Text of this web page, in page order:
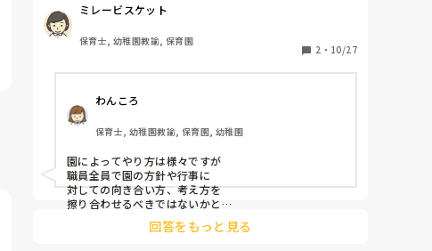
一歳パート結膜炎、2歳担任結膜炎で休んでいまし
た。
0歳担任の代わりはフリー、一歳パートの代わりは園
長、2歳の代わりは系列の園の先生でした。
日を変えることはできないと言う園長の気持ちは分か
るのですが、かと言って代わりの人員を同じだけ用意
したらいいっていう問題でもないなと今回感じまし
た。
しかも0歳児は3人しか引率いないのに3人抱っこでし
た。1人（私）はバギー押すのと、リュック背負う、
子ども1人抱っこで負担が大きすぎました。
2歳児と行き先がずっと同じなので、2歳児の引率4人
のうち1人が0歳を抱っこするしかない、ってなってい
ミレービスケット
保育士, 幼稚園教諭, 保育園
2 ・ 10/27
わんころ
保育士, 幼稚園教諭, 保育園, 幼稚園
園によってやり方は様々ですが
職員全員で園の方針や行事に
対しての向き合い方、考え方を
擦り合わせるべきではないかと
回答をもっと見る